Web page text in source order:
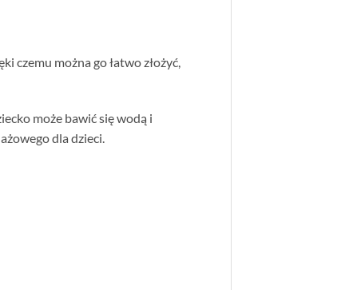
czemu można go łatwo złożyć,
może bawić się wodą i
dla dzieci.